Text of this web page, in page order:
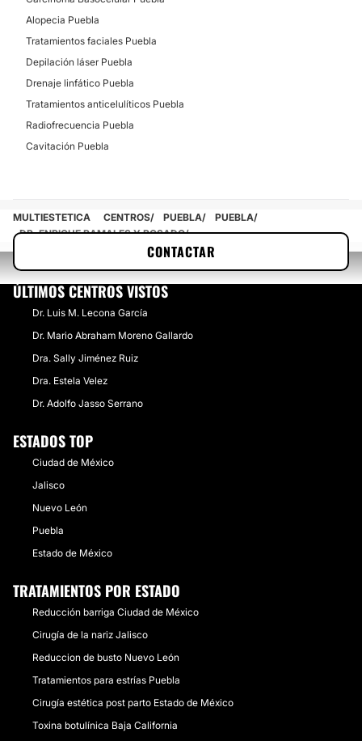
Alopecia Puebla
Tratamientos faciales Puebla
Depilación láser Puebla
Drenaje linfático Puebla
Tratamientos anticelulíticos Puebla
Radiofrecuencia Puebla
Cavitación Puebla
CONTACTAR
MULTIESTETICA CENTROS PUEBLA
PUEBLA
DR. ENRIQUE RAMALES Y ROSADO
ÚLTIMOS CENTROS VISTOS
Dr. Luis M. Lecona García
Dr. Mario Abraham Moreno Gallardo
Dra. Sally Jiménez Ruiz
Dra. Estela Velez
Dr. Adolfo Jasso Serrano
ESTADOS TOP
Ciudad de México
Jalisco
Nuevo León
Puebla
Estado de México
TRATAMIENTOS POR ESTADO
Reducción barriga Ciudad de México
Cirugía de la nariz Jalisco
Reduccion de busto Nuevo León
Tratamientos para estrías Puebla
Cirugía estética post parto Estado de México
Toxina botulínica Baja California